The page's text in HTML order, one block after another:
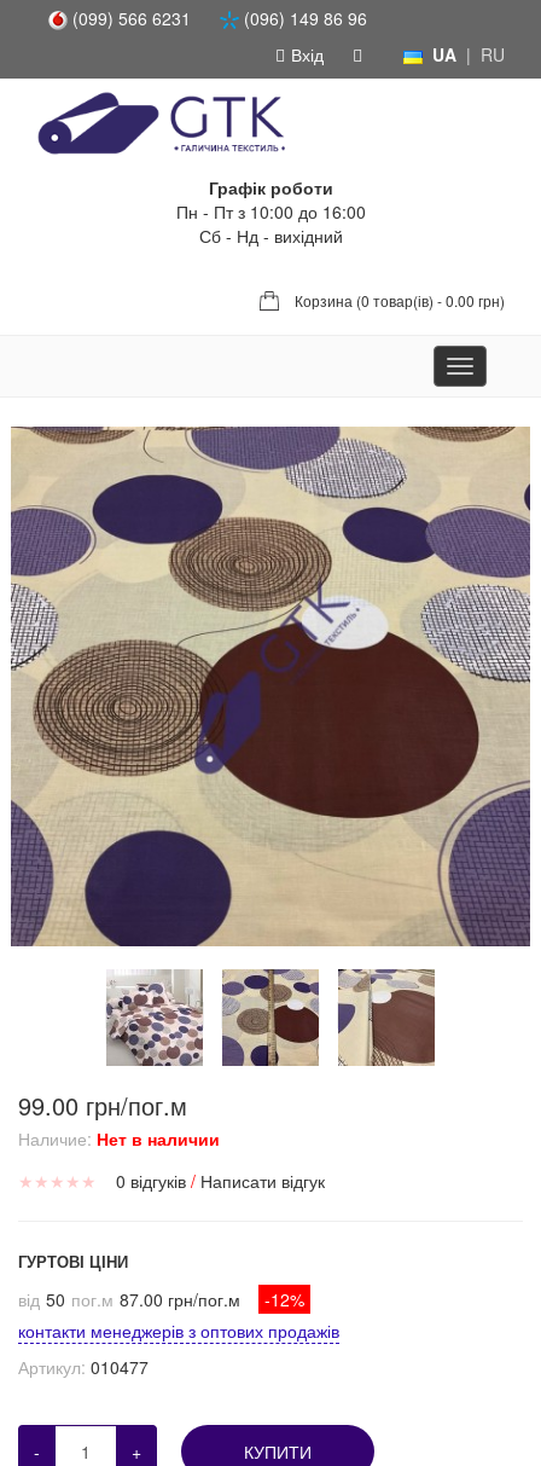
(099) 566 6231
(096) 149 86 96
UA | RU
Вхід
Графік роботи
Пн - Пт з 10:00 до 16:00
Сб - Нд - вихідний
Корзина (0 товар(ів) - 0.00 грн)
Toggle
navigation
99.00 грн/пог.м
Наличие: Нет в наличии
★ ★ ★ ★ ★ 0 відгуків / Написати відгук
ГУРТОВІ ЦІНИ
від 50 пог.м 87.00 грн/пог.м
-12%
контакти менеджерів з оптових продажів
Артикул: 010477
- + КУПИТИ